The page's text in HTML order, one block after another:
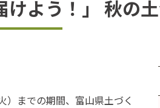
よう！」 秋の
までの期間、富山県土づく